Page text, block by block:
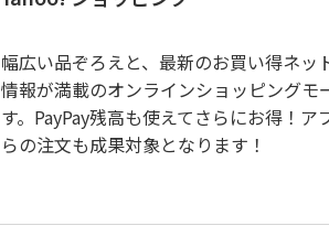
幅広い品ぞろえと、最新のお買い得ネッ
情報が満載のオンラインショッピングモ
す。PayPay残高も使えてさらにお得！ア
らの注文も成果対象となります！